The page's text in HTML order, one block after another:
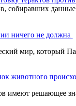
собиравших
ничего не должна
мир, который
имеют решающее